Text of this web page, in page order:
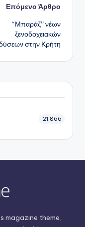
Επόμενο Άρθρο
“Μπαράζ” νέων
ξενοδοχειακών
στην Κρήτη
21,866
magazine theme,